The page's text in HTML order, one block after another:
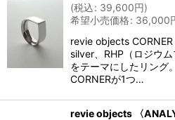
(税込: 39,600円)
希望小売価格: 36,000
revie objects
silver、RHP（ロジウ
をテーマにしたリング
CORNERが1つ…
revie objects 〈